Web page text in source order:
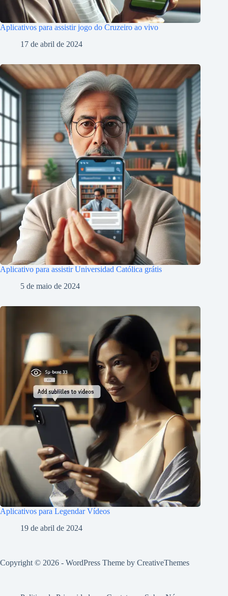
Aplicativos para assistir jogo do Cruzeiro ao vivo
17 de abril de 2024
Aplicativo para assistir Universidad Católica grátis
5 de maio de 2024
Aplicativos para Legendar Vídeos
19 de abril de 2024
Copyright © 2026 - WordPress Theme by CreativeThemes